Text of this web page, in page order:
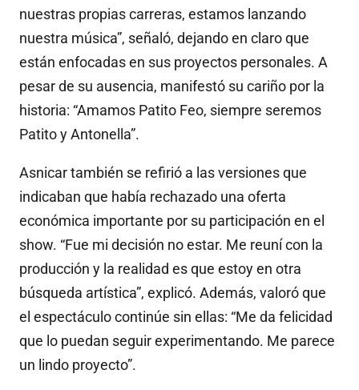
nuestras propias carreras, estamos lanzando
nuestra música”, señaló, dejando en claro que
están enfocadas en sus proyectos personales. A
pesar de su ausencia, manifestó su cariño por la
historia: “Amamos Patito Feo, siempre seremos
Patito y Antonella”.
Asnicar también se refirió a las versiones que
indicaban que había rechazado una oferta
económica importante por su participación en el
show. “Fue mi decisión no estar. Me reuní con la
producción y la realidad es que estoy en otra
búsqueda artística”, explicó. Además, valoró que
el espectáculo continúe sin ellas: “Me da felicidad
que lo puedan seguir experimentando. Me parece
un lindo proyecto”.